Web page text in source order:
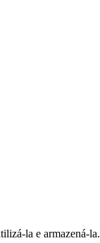
la e armazená-la.